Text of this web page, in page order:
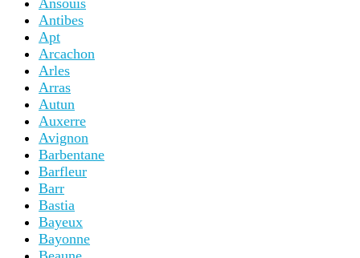
Ansouis
Antibes
Apt
Arcachon
Arles
Arras
Autun
Auxerre
Avignon
Barbentane
Barfleur
Barr
Bastia
Bayeux
Bayonne